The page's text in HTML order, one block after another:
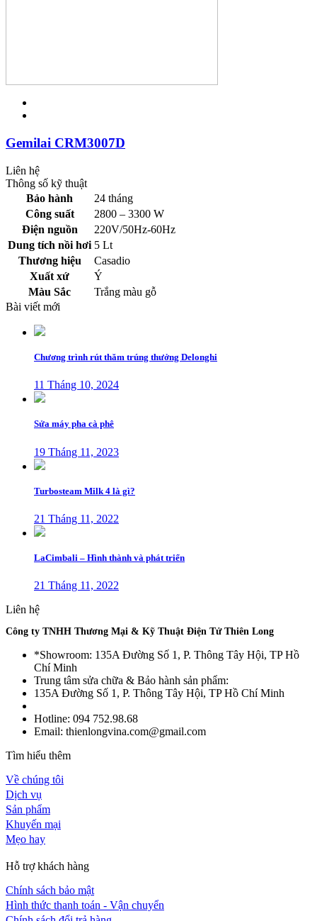
Gemilai CRM3007D
Liên hệ
Thông số kỹ thuật
Bảo hành
24 tháng
Công suất
2800 – 3300 W
Điện nguồn
220V/50Hz-60Hz
Dung tích nồi hơi 5 Lt
Thương hiệu
Casadio
Xuất xứ
Ý
Màu Sắc
Trắng màu gỗ
Bài viết mới
Chương trình rút thăm trúng thưởng Delonghi
11 Tháng 10, 2024
Sửa máy pha cà phê
19 Tháng 11, 2023
Turbosteam Milk 4 là gì?
21 Tháng 11, 2022
LaCimbali – Hình thành và phát triển
21 Tháng 11, 2022
Liên hệ
Công ty TNHH Thương Mại & Kỹ Thuật Điện Tử Thiên Long
*Showroom: 135A Đường Số 1, P. Thông Tây Hội, TP Hồ
Chí Minh
Trung tâm sửa chữa & Bảo hành sản phẩm:
135A Đường Số 1, P. Thông Tây Hội, TP Hồ Chí Minh
Hotline: 094 752.98.68
Email: thienlongvina.com@gmail.com
Tìm hiểu thêm
Về chúng tôi
Dịch vụ
Sản phẩm
Khuyến mại
Mẹo hay
Hỗ trợ khách hàng
Chính sách bảo mật
Hình thức thanh toán - Vận chuyển